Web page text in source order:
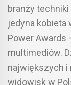
branży
jedyna kobieta
Power Awards
multimediów.
największych i
widowisk w